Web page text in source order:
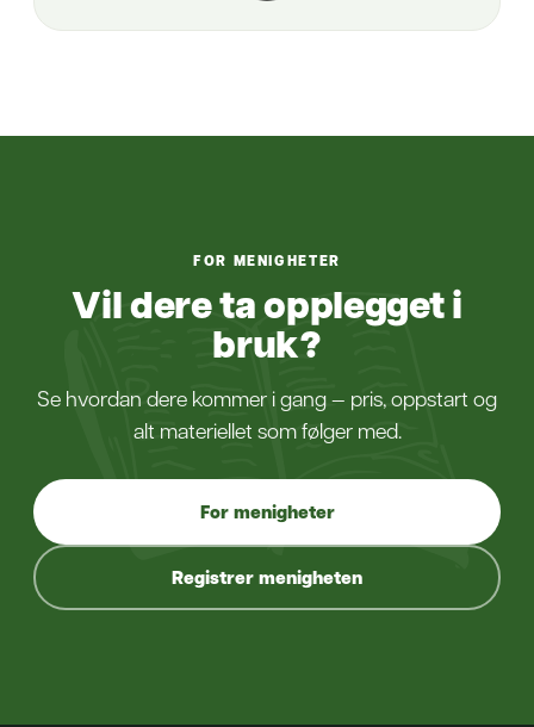
FOR MENIGHETER
Vil dere ta opplegget i
bruk?
Se hvordan dere kommer i gang — pris, oppstart og
alt materiellet som følger med.
For menigheter
Registrer menigheten